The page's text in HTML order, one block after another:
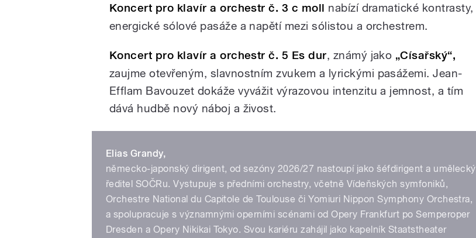
Koncert pro klavír a orchestr č. 3 c moll nabízí dramatické kontrasty,
energické sólové pasáže a napětí mezi sólistou a orchestrem.
Koncert pro klavír a orchestr č. 5 Es dur, známý jako „Císařský“,
zaujme otevřeným, slavnostním zvukem a lyrickými pasážemi. Jean-
Efflam Bavouzet dokáže vyvážit výrazovou intenzitu a jemnost, a tím
dává hudbě nový náboj a živost.
Elias Grandy,
německo-japonský dirigent, od sezóny 2026/27 nastoupí jako šéfdirigent a umělecký
ředitel SOČRu. Vystupuje s předními orchestry, včetně Vídeňských symfoniků,
Orchestre National du Capitole de Toulouse či Yomiuri Nippon Symphony Orchestra,
a spolupracuje s významnými operními scénami od Opery Frankfurt po Semperoper
Dresden a Opery Nikikai Tokyo. Svou kariéru zahájil jako kapelník Staatstheater